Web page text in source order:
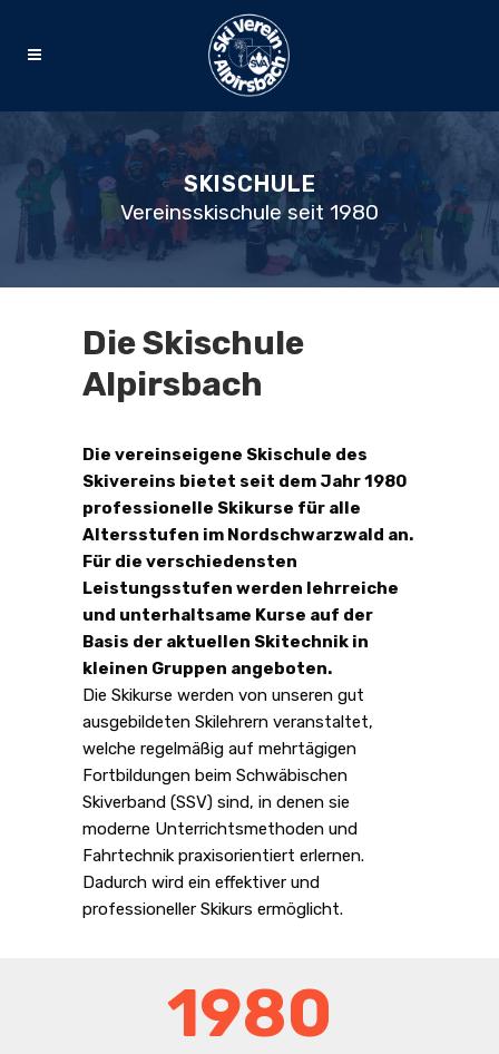
SKISCHULE
Vereinsskischule seit 1980
Die Skischule
Alpirsbach
Die vereinseigene Skischule des
Skivereins bietet seit dem Jahr 1980
professionelle Skikurse für alle
Altersstufen im Nordschwarzwald an.
Für die verschiedensten
Leistungsstufen werden lehrreiche
und unterhaltsame Kurse auf der
Basis der aktuellen Skitechnik in
kleinen Gruppen angeboten.
Die Skikurse werden von unseren gut
ausgebildeten Skilehrern veranstaltet,
welche regelmäßig auf mehrtägigen
Fortbildungen beim Schwäbischen
Skiverband (SSV) sind, in denen sie
moderne Unterrichtsmethoden und
Fahrtechnik praxisorientiert erlernen.
Dadurch wird ein effektiver und
professioneller Skikurs ermöglicht.
1980